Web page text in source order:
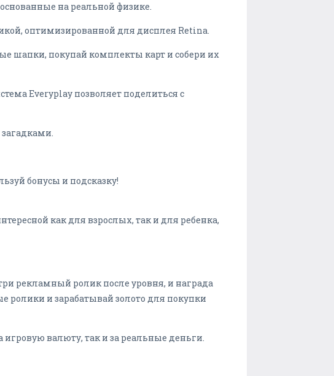
на реальной физике.
оптимизированной для дисплея Retina.
шапки, покупай комплекты карт и собери их
Everyplay позволяет поделиться с
бонусы и подсказку!
как для взрослых, так и для ребенка,
рекламный ролик после уровня, и награда
ролики и зарабатывай золото для покупки
валюту, так и за реальные деньги.